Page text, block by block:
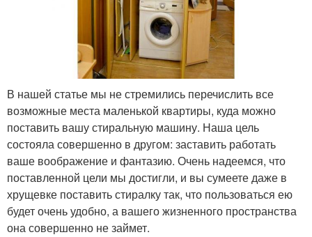
В нашей статье мы не стремились перечислить все
возможные места маленькой квартиры, куда можно
поставить вашу стиральную машину. Наша цель
состояла совершенно в другом: заставить работать
ваше воображение и фантазию. Очень надеемся, что
поставленной цели мы достигли, и вы сумеете даже в
хрущевке поставить стиралку так, что пользоваться ею
будет очень удобно, а вашего жизненного пространства
она совершенно не займет.